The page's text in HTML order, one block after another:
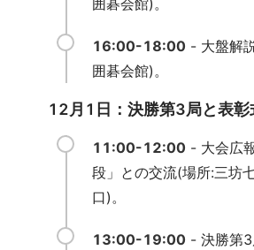
囲碁会館)。
16:00-18:00 - 大盤解
囲碁会館)。
12月1日：決勝第3局と表彰
11:00-12:00 - 大会広
段」との交流(場所:三坊
口)。
13:00-19:00 - 決勝第